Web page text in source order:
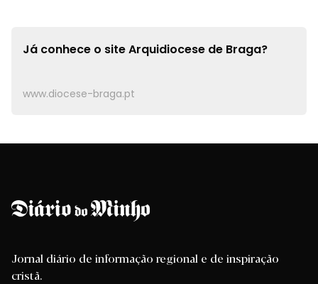
Já conhece o siteArquidiocese de Braga?
www.diocese-braga.pt
Jornal diário de informação regional e de inspiração
cristã.